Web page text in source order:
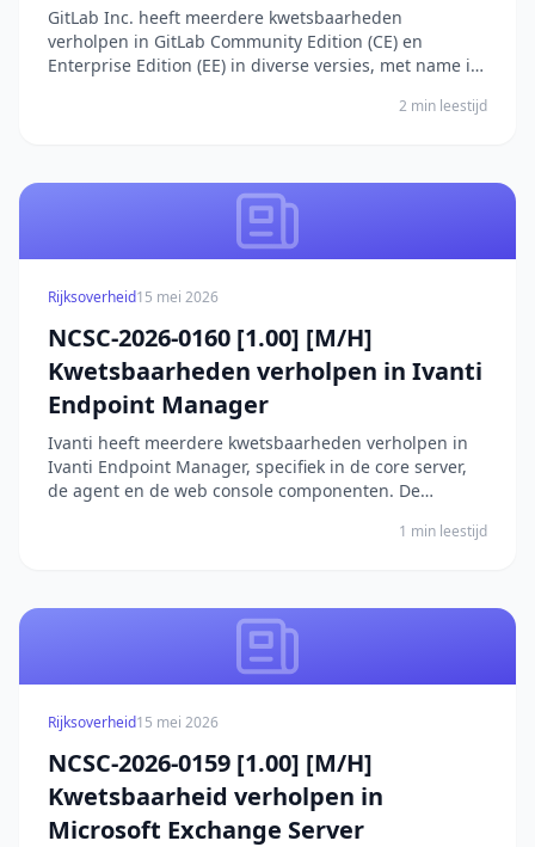
GitLab Inc. heeft meerdere kwetsbaarheden
verholpen in GitLab Community Edition (CE) en
Enterprise Edition (EE) in diverse versies, met name in
2 min leestijd
Rijksoverheid15 mei 2026
NCSC-2026-0160 [1.00] [M/H]
Kwetsbaarheden verholpen in Ivanti
Endpoint Manager
Ivanti heeft meerdere kwetsbaarheden verholpen in
Ivanti Endpoint Manager, specifiek in de core server,
de agent en de web console componenten. De
van Ivanti Endpoint Manager. Ten eerste kan een1 min leestijd
Rijksoverheid15 mei 2026
NCSC-2026-0159 [1.00] [M/H]
Kwetsbaarheid verholpen in
Microsoft Exchange Server